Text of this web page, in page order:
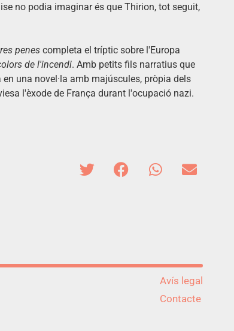
no podia imaginar és que Thirion, tot seguit,
penes completa el tríptic sobre l'Europa
de l'incendi. Amb petits fils narratius que
una novel·la amb majúscules, pròpia dels
l'èxode de França durant l'ocupació nazi.
Avís legal
Contacte